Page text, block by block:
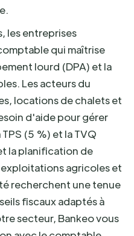
les entreprises
qui maîtrise
lourd (DPA) et la
Les acteurs du
locations de chalets et
d'aide pour gérer
(5 %) et la TVQ
la planification de
agricoles et
recherchent une tenue
fiscaux adaptés à
secteur, Bankeo vous